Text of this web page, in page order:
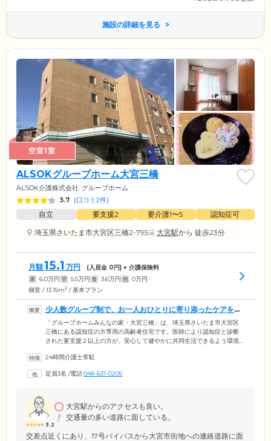
施設の詳細を見る
空室1室
ALSOKグループホーム大宮三橋
ALSOK介護株式会社 グループホーム
3.7 (口コミ2件)
自立 要支援2 要介護1〜5
認知症可
埼玉県さいたま市大宮区三橋2-795
大宮駅から 徒歩23分
月額15.1 万円 (入居金 0円) + 介護保険料
家 6.0万円 管 5.5万円 食 3.6万円 他 0万円
個室 / 13.15m2 / 基本プラン
少人数グループ制で、お一人おひとりに寄り添ったケアをご
提供しています
「グループホームみんなの家・大宮三橋」は、埼玉県さいたま市大宮区
三橋にある認知症の方専用の高齢者住宅です。医師により認知症と診断
された要支援２以上の方が、安心して健やかに共同生活できるよう環境
緒に日常生活を送っています。スタッフは24時間365日常駐。ご入居者様
ます。グループごとに配置したリビングスペースでは、みんなで歌を歌
24時間介護士常駐
定員3名 /電話048-631-0205
3.2
大宮駅からのアクセスも良い。
交通量の多い道路に面している。
交差点近くにあり、17号バイパスから大宮市街地への連絡道路に面